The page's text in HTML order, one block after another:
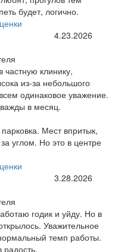
будет, логично.
4.23.2026
частную клинику,
из-за небольшого
одинаковое уважение.
в месяц.
Мест впритык,
углом. Но это в центре
3.28.2026
годик и уйду. Но в
Уважительное
темп работы.